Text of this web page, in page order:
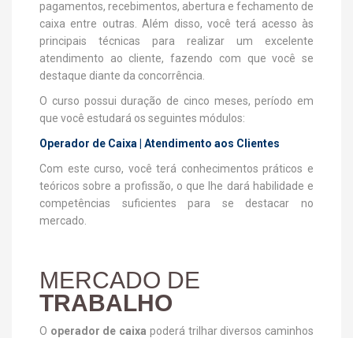
pagamentos, recebimentos, abertura e fechamento de
caixa entre outras. Além disso, você terá acesso às
principais técnicas para realizar um excelente
atendimento ao cliente, fazendo com que você se
destaque diante da concorrência.
O curso possui duração de cinco meses, período em
que você estudará os seguintes módulos:
Operador de Caixa | Atendimento aos Clientes
Com este curso, você terá conhecimentos práticos e
teóricos sobre a profissão, o que lhe dará habilidade e
competências suficientes para se destacar no
mercado.
MERCADO DE
TRABALHO
O operador de caixa poderá trilhar diversos caminhos